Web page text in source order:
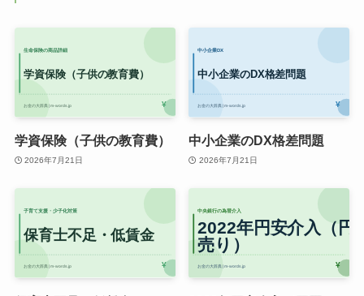
学資保険（子供の教育費）
2026年7月21日
中小企業のDX格差問題
2026年7月21日